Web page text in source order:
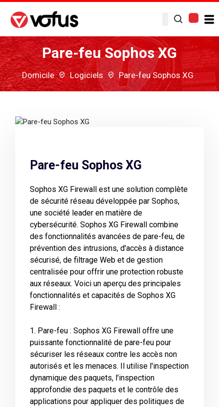
Pare-feu Sophos XG
Domicile Logiciels Pare-feu Sophos XG
Pare-feu Sophos XG
Sophos XG Firewall est une solution complète
de sécurité réseau développée par Sophos,
une société leader en matière de
cybersécurité. Sophos XG Firewall combine
des fonctionnalités avancées de pare-feu, de
prévention des intrusions, d'accès à distance
sécurisé, de filtrage Web et de gestion
centralisée pour offrir une protection robuste
aux réseaux. Voici un aperçu des principales
fonctionnalités et capacités de Sophos XG
Firewall :
1. Pare-feu : Sophos XG Firewall offre une
puissante fonctionnalité de pare-feu pour
sécuriser les réseaux contre les accès non
autorisés et les menaces. Il utilise l'inspection
dynamique des paquets, l'inspection
approfondie des paquets et le contrôle des
applications pour appliquer des politiques de